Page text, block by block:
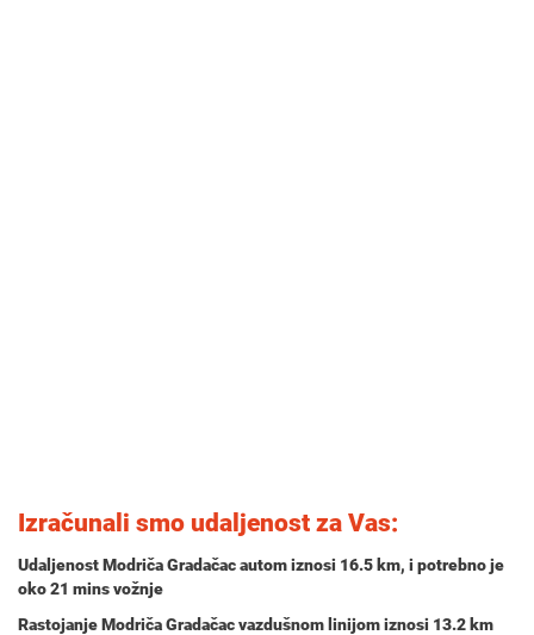
Izračunali smo udaljenost za Vas:
Udaljenost Modriča Gradačac autom iznosi 16.5 km, i potrebno je
oko21 minsvožnje
Rastojanje Modriča Gradačac vazdušnom linijom iznosi 13.2 km